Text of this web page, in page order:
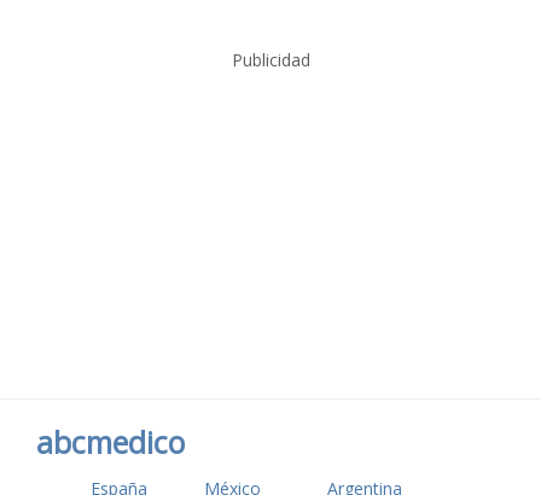
Publicidad
abcmedico
España México Argentina